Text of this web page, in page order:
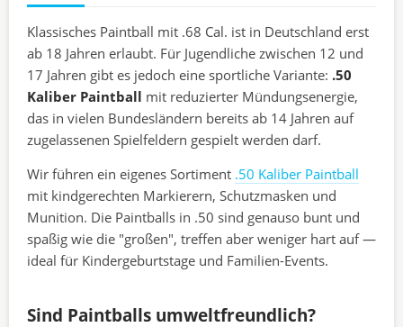
Klassisches Paintball mit .68 Cal. ist in Deutschland erst
ab 18 Jahren erlaubt. Für Jugendliche zwischen 12 und
17 Jahren gibt es jedoch eine sportliche Variante: .50
Kaliber Paintball mit reduzierter Mündungsenergie,
das in vielen Bundesländern bereits ab 14 Jahren auf
zugelassenen Spielfeldern gespielt werden darf.
Wir führen ein eigenes Sortiment .50 Kaliber Paintball
mit kindgerechten Markierern, Schutzmasken und
Munition. Die Paintballs in .50 sind genauso bunt und
spaßig wie die "großen", treffen aber weniger hart auf —
ideal für Kindergeburtstage und Familien-Events.
Sind Paintballs umweltfreundlich?